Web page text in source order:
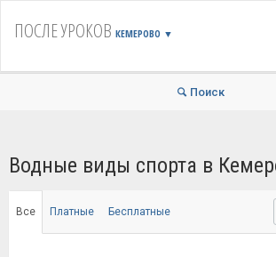
ПОСЛЕ УРОКОВ КЕМЕРОВО ▼
Поиск
Водные виды спорта в
Все Платные Бесплатные